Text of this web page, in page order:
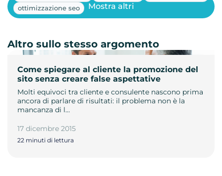
ottimizzazione seo
Come spiegare al cliente la promozione del
sito senza creare false aspettative
Molti equivoci tra cliente e consulente nascono prima
ancora di parlare di risultati: il problema non è la
mancanza di l…
17 dicembre 2015
22 minuti di lettura
Mostra altri
Altro sullo stesso argomento